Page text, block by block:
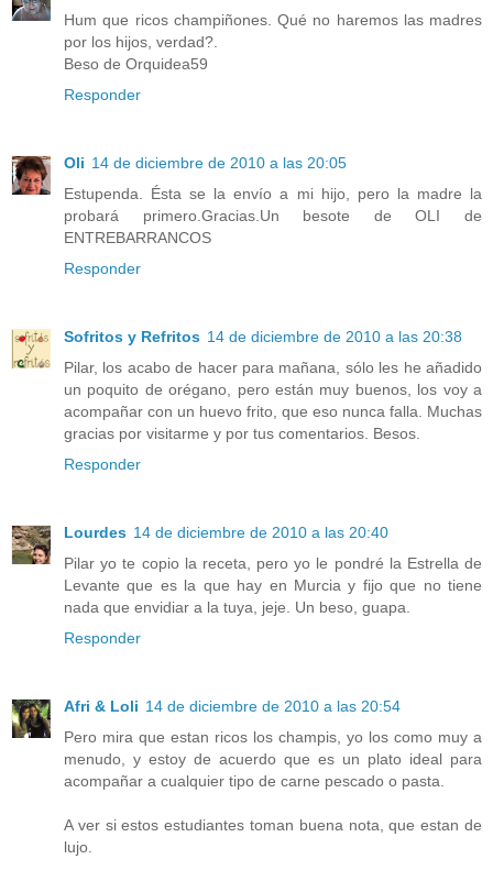
Hum que ricos champiñones. Qué no haremos las madres
por los hijos, verdad?.
Beso de Orquidea59
Responder
Oli 14 de diciembre de 2010 a las 20:05
Estupenda. Ésta se la envío a mi hijo, pero la madre la
probará primero.Gracias.Un besote de OLI de
ENTREBARRANCOS
Responder
Sofritos y Refritos 14 de diciembre de 2010 a las 20:38
Pilar, los acabo de hacer para mañana, sólo les he añadido
un poquito de orégano, pero están muy buenos, los voy a
acompañar con un huevo frito, que eso nunca falla. Muchas
gracias por visitarme y por tus comentarios. Besos.
Responder
Lourdes 14 de diciembre de 2010 a las 20:40
Pilar yo te copio la receta, pero yo le pondré la Estrella de
Levante que es la que hay en Murcia y fijo que no tiene
nada que envidiar a la tuya, jeje. Un beso, guapa.
Responder
Afri & Loli 14 de diciembre de 2010 a las 20:54
Pero mira que estan ricos los champis, yo los como muy a
menudo, y estoy de acuerdo que es un plato ideal para
acompañar a cualquier tipo de carne pescado o pasta.
A ver si estos estudiantes toman buena nota, que estan de
lujo.